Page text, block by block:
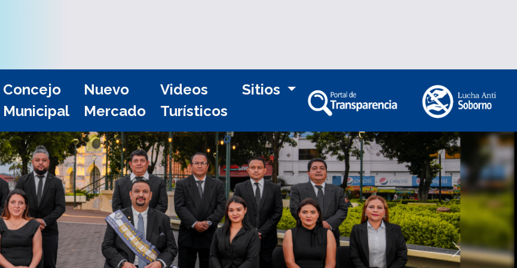
Concejo
Municipal
Nuevo
Mercado
Videos
Turísticos
Sitios
Siguiente